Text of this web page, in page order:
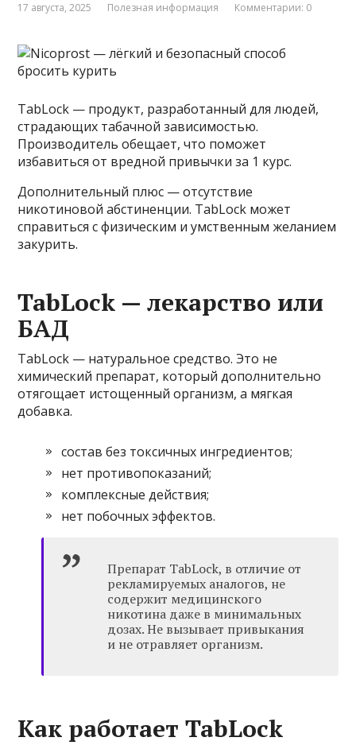
17 августа, 2025 Полезная информация Комментарии: 0
TabLock — продукт, разработанный для людей,
страдающих табачной зависимостью.
Производитель обещает, что поможет
избавиться от вредной привычки за 1 курс.
Дополнительный плюс — отсутствие
никотиновой абстиненции. TabLock может
справиться с физическим и умственным желанием
закурить.
TabLock — лекарство или
БАД
TabLock — натуральное средство. Это не
химический препарат, который дополнительно
отягощает истощенный организм, а мягкая
добавка.
состав без токсичных ингредиентов;
нет противопоказаний;
комплексные действия;
нет побочных эффектов.
Препарат TabLock, в отличие от
рекламируемых аналогов, не
содержит медицинского
никотина даже в минимальных
дозах. Не вызывает привыкания
и не отравляет организм.
Как работает TabLock